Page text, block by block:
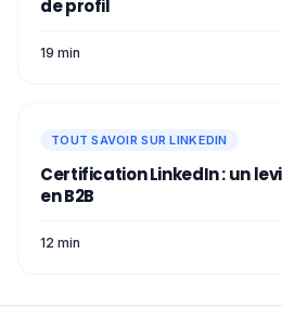
de profil
19 min
TOUT SAVOIR SUR LINKEDIN
Certification LinkedIn : un
en B2B
12 min